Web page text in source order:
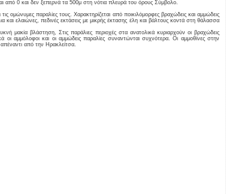
0 και δεν ξεπερνά τα 500μ στη νότια πλευρά του όρους Σύμβολο.
ομώνυμες παραλίες τους. Χαρακτηρίζεται από ποικιλόμορφες βραχώδεις και αμμώδεις
και ελαιώνες, πεδινές εκτάσεις με μικρής έκτασης έλη και βάλτους κοντά στη θάλασσα
μακία βλάστηση, Στις παράλιες περιοχές στα ανατολικά κυριαρχούν οι βραχώδεις
οι αμμόλοφοι και οι αμμώδεις παραλίες συναντώνται συχνότερα. Οι αμμοθίνες στην
από την Ηρακλείτσα.